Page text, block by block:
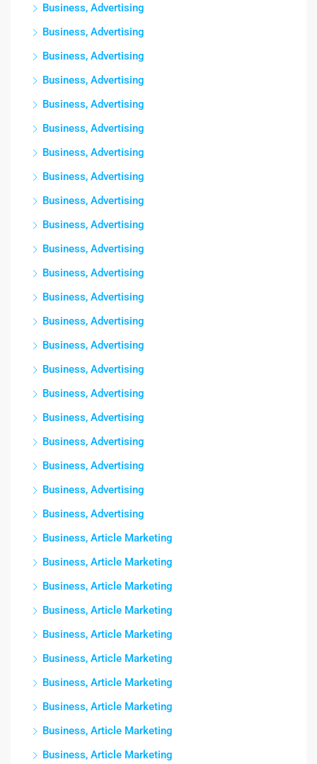
Business, Advertising
Business, Advertising
Business, Advertising
Business, Advertising
Business, Advertising
Business, Advertising
Business, Advertising
Business, Advertising
Business, Advertising
Business, Advertising
Business, Advertising
Business, Advertising
Business, Advertising
Business, Advertising
Business, Advertising
Business, Advertising
Business, Advertising
Business, Advertising
Business, Advertising
Business, Advertising
Business, Advertising
Business, Advertising
Business, Article Marketing
Business, Article Marketing
Business, Article Marketing
Business, Article Marketing
Business, Article Marketing
Business, Article Marketing
Business, Article Marketing
Business, Article Marketing
Business, Article Marketing
Business, Article Marketing